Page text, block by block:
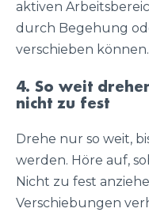
aktiven
durch Begehung
verschieben können.
4. So weit
nicht zu fest
Drehe nur so weit,
werden. Höre auf,
Nicht zu fest
Verschiebungen